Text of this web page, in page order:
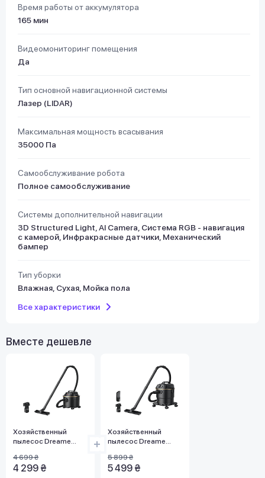
Время работы от аккумулятора
165 мин
Видеомониторинг помещения
Да
Тип основной навигационной системы
Лазер (LIDAR)
Максимальная мощность всасывания
35000 Па
Самообслуживание робота
Полное самообслуживание
Системы дополнительной навигации
3D Structured Light, AI Camera, Cистема RGB - навигация
с камерой, Инфракрасные датчики, Механический
бампер
Тип уборки
Влажная, Сухая, Мойка пола
Все характеристики
Вместе дешевле
Хозяйственный
пылесос Dreame
4 699 ₴
4 299 ₴
Хозяйственный
пылесос Dreame
5 899 ₴
5 499 ₴